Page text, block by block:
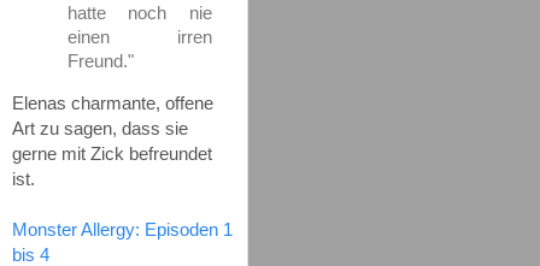
hatte noch nie
einen irren
Freund."
Elenas charmante, offene
Art zu sagen, dass sie
gerne mit Zick befreundet
ist.
Monster Allergy: Episoden 1
bis 4